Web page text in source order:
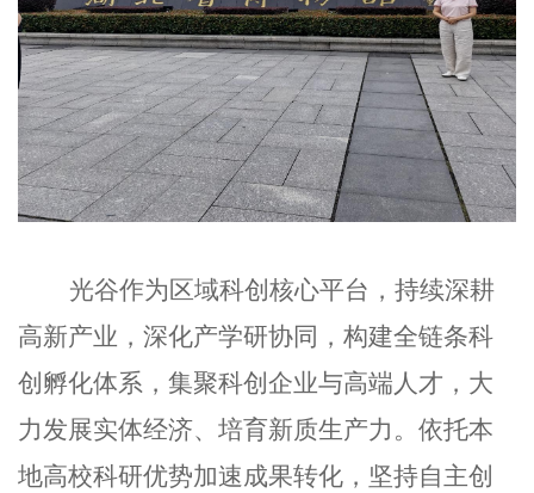
光谷作为区域科创核心平台，持续深耕
高新产业，深化产学研协同，构建全链条科
创孵化体系，集聚科创企业与高端人才，大
力发展实体经济、培育新质生产力。依托本
地高校科研优势加速成果转化，坚持自主创